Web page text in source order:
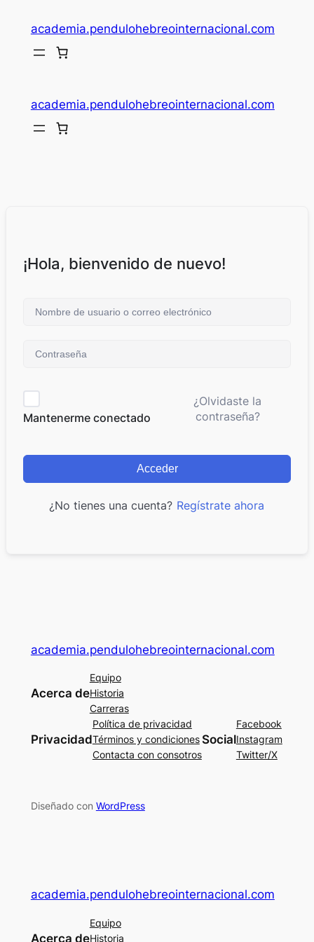
academia.pendulohebreointernacional.com
academia.pendulohebreointernacional.com
¡Hola, bienvenido de nuevo!
Mantenerme conectado
¿Olvidaste la
contraseña?
Acceder
¿No tienes una cuenta? Regístrate ahora
academia.pendulohebreointernacional.com
Acerca de
Equipo
Historia
Carreras
Privacidad
Política de privacidad
Términos y condiciones
Contacta con consotros
Social
Facebook
Instagram
Twitter/X
Diseñado con WordPress
academia.pendulohebreointernacional.com
Acerca de
Equipo
Historia